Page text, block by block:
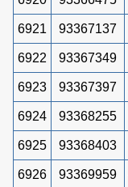
6921 93367137
6922 93367349
6923 93367397
6924 93368255
6925 93368403
6926 93369959